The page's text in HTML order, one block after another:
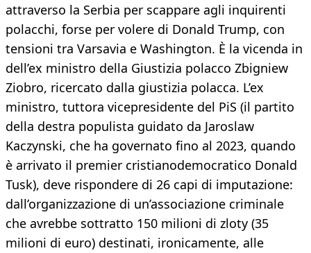
attraverso la Serbia per scappare agli inquirenti
polacchi, forse per volere di Donald Trump, con
tensioni tra Varsavia e Washington. È la vicenda in
dell’ex ministro della Giustizia polacco Zbigniew
Ziobro, ricercato dalla giustizia polacca. L’ex
ministro, tuttora vicepresidente del PiS (il partito
della destra populista guidato da Jaroslaw
Kaczynski, che ha governato fino al 2023, quando
è arrivato il premier cristianodemocratico Donald
Tusk), deve rispondere di 26 capi di imputazione:
dall’organizzazione di un’associazione criminale
che avrebbe sottratto 150 milioni di zloty (35
milioni di euro) destinati, ironicamente, alle